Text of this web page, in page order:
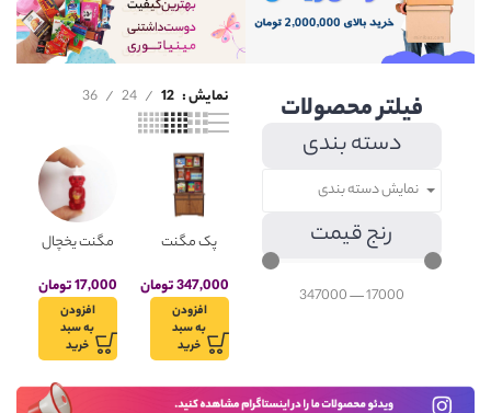
فیلتر محصولات
دسته بندی
نمایش دسته بندی
رنج قیمت
17000
—
347000
نمایش 12
24
36
پک مگنت
باز کد 0023
عددی به
همراه کمد
مینیاتوری
347,000تومان
افزودن
به سبد
خرید
مگنت یخچال
سس خرسی
مدل مهرام
17,000تومان
افزودن
به سبد
خرید